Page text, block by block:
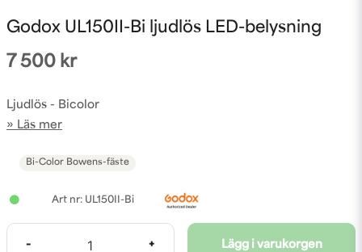
Godox UL150II-Bi ljudlös LED-belysning
7 500 kr
Ljudlös - Bicolor
Läs mer
Bi-Color Bowens-fäste
UL150II-Bi
- + Lägg i varukorgen